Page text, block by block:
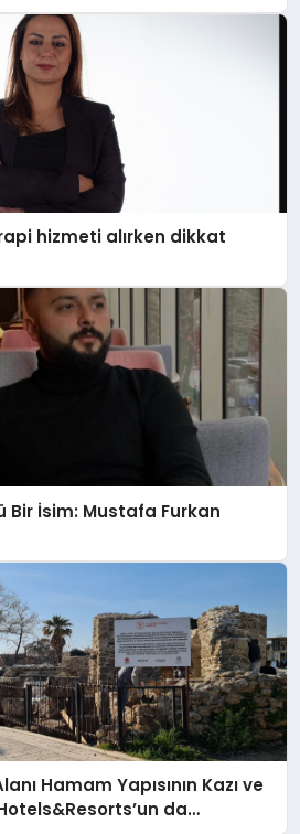
hizmeti alırken dikkat
Bir İsim: Mustafa Furkan
Hamam Yapısının Kazı ve
da